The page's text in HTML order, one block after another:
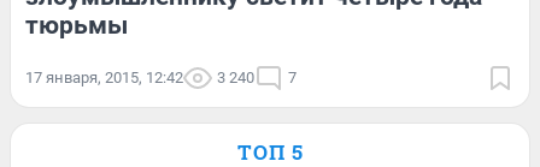
тюрьмы
17 января, 2015, 12:42 3 240 7
ТОП 5